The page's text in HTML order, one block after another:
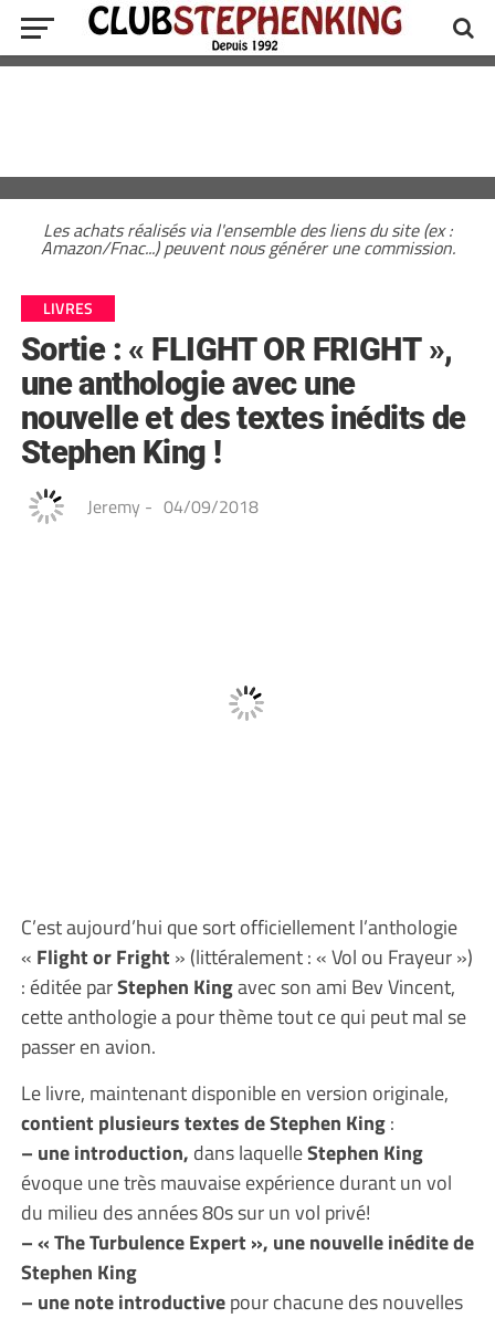
Les achats réalisés via l'ensemble des liens du site (ex :
Amazon/Fnac...) peuvent nous générer une commission.
LIVRES
Sortie : « FLIGHT OR FRIGHT »,
une anthologie avec une
nouvelle et des textes inédits de
Stephen King !
Jeremy - 04/09/2018
C’est aujourd’hui que sort officiellement l’anthologie
« Flight or Fright » (littéralement : « Vol ou Frayeur »)
: éditée parStephen Kingavec son ami Bev Vincent,
cette anthologie a pour thème tout ce qui peut mal se
passer en avion.
Le livre, maintenant disponible en version originale,
contient plusieurs textes de Stephen King:
– une introduction, dans laquelleStephen King
évoque une très mauvaise expérience durant un vol
du milieu des années 80s sur un vol privé!
– « The Turbulence Expert », une nouvelle inédite de
Stephen King
– une note introductivepour chacune des nouvelles